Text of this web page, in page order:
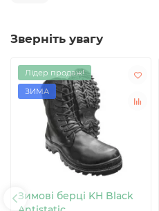
Зверніть увагу
Лідер продаж!
ЗИМА
Зимові берці KH Black